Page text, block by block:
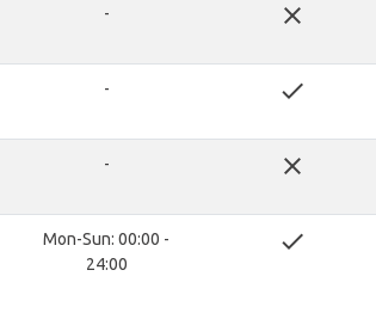
- close
- done
- close
Mon-Sun: 00:00 -
24:00
done